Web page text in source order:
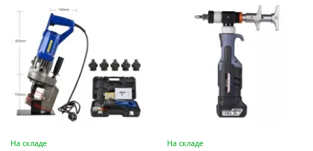
На складе На складе